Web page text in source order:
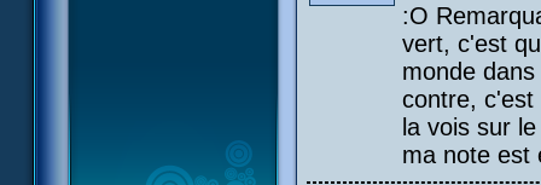
:O
vert, c'est
monde
contre, c'est
la vois sur
ma note est